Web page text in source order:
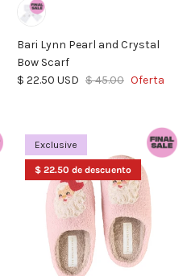
Bari Lynn Pearl and Crystal
Bow Scarf
Precio de venta
$ 22.50 USD Precio normal
$ 45.00 Oferta
Exclusive
$ 22.50 de descuento